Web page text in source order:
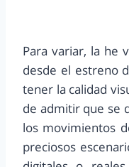
Para variar, la he
desde el estreno
tener la calidad
de admitir que se
los movimientos
preciosos